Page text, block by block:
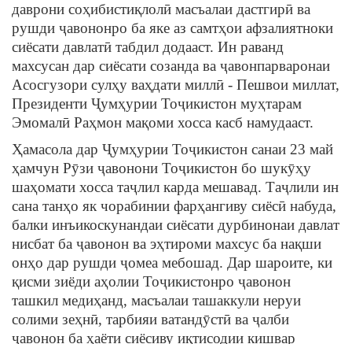
даврони соҳибистиқлолӣ масъалаи дастгирӣ ва
рушди ҷавононро ба яке аз самтҳои афзалиятноки
сиёсати давлатӣ табдил додааст. Ин раванд
махсусан дар сиёсати созанда ва ҷавонпарваронаи
Асосгузори сулҳу ваҳдати миллӣ - Пешвои миллат,
Президенти Ҷумҳурии Тоҷикистон муҳтарам
Эмомалӣ Раҳмон мақоми хосса касб намудааст.
Ҳамасола дар Ҷумҳурии Тоҷикистон санаи 23 май
ҳамчун Рӯзи ҷавонони Тоҷикистон бо шукӯҳу
шаҳомати хосса таҷлил карда мешавад. Таҷлили ин
сана танҳо як чорабинии фарҳангиву сиёсӣ набуда,
балки инъикоскунандаи сиёсати дурбинонаи давлат
нисбат ба ҷавонон ва эҳтироми махсус ба нақши
онҳо дар рушди ҷомеа мебошад. Дар шароите, ки
қисми зиёди аҳолии Тоҷикистонро ҷавонон
ташкил медиҳанд, масъалаи ташаккули неруи
солими зеҳнӣ, тарбияи ватандӯстӣ ва ҷалби
ҷавонон ба ҳаёти сиёсиву иқтисодии кишвар